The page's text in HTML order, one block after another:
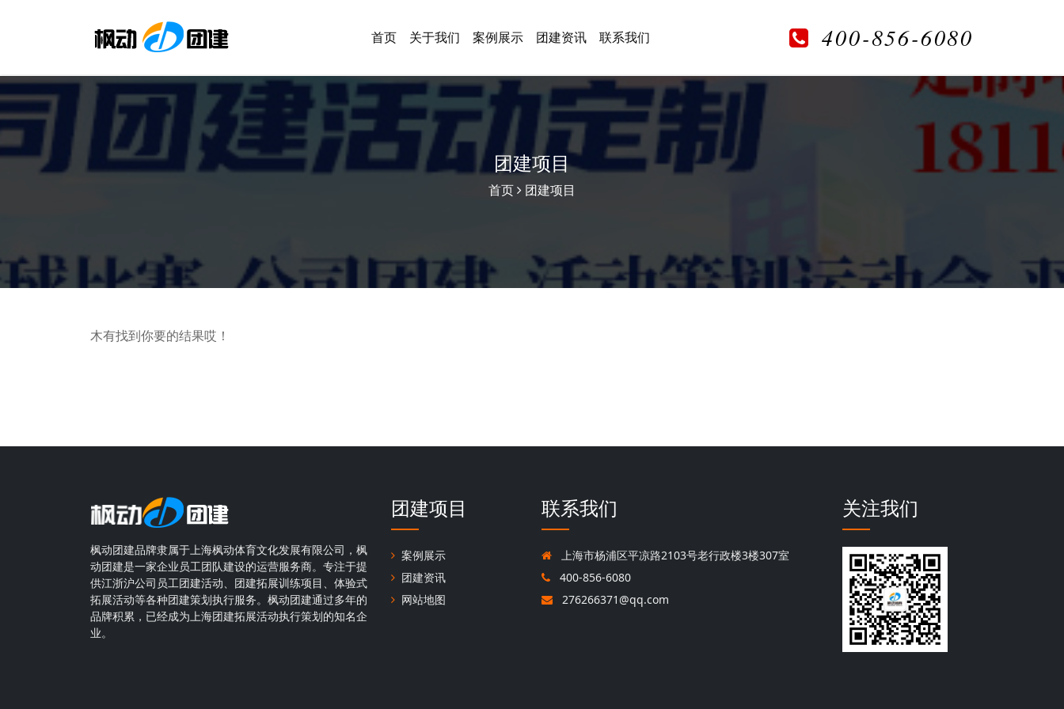
首页 关于我们 案例展示 团建资讯 联系我们 400-856-6080
团建项目
首页 团建项目
木有找到你要的结果哎！
枫动团建品牌隶属于上海枫动体育文化发展有限公司，枫
动团建是一家企业员工团队建设的运营服务商。专注于提
供江浙沪公司员工团建活动、团建拓展训练项目、体验式
拓展活动等各种团建策划执行服务。枫动团建通过多年的
品牌积累，已经成为上海团建拓展活动执行策划的知名企
业。
团建项目
案例展示
团建资讯
网站地图
联系我们
上海市杨浦区平凉路2103号老行政楼3楼307室
400-856-6080
276266371@qq.com
关注我们